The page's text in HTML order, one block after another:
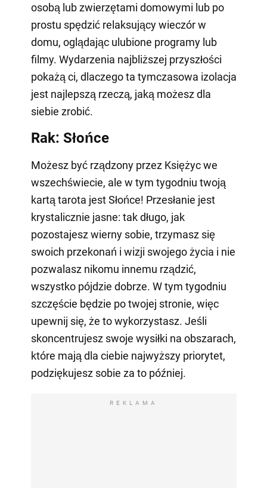
osobą lub zwierzętami domowymi lub po
prostu spędzić relaksujący wieczór w
domu, oglądając ulubione programy lub
filmy. Wydarzenia najbliższej przyszłości
pokażą ci, dlaczego ta tymczasowa izolacja
jest najlepszą rzeczą, jaką możesz dla
siebie zrobić.
Rak: Słońce
Możesz być rządzony przez Księżyc we
wszechświecie, ale w tym tygodniu twoją
kartą tarota jest Słońce! Przesłanie jest
krystalicznie jasne: tak długo, jak
pozostajesz wierny sobie, trzymasz się
swoich przekonań i wizji swojego życia i nie
pozwalasz nikomu innemu rządzić,
wszystko pójdzie dobrze. W tym tygodniu
szczęście będzie po twojej stronie, więc
upewnij się, że to wykorzystasz. Jeśli
skoncentrujesz swoje wysiłki na obszarach,
które mają dla ciebie najwyższy priorytet,
podziękujesz sobie za to później.
REKLAMA